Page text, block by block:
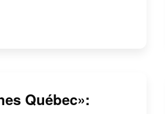
Québec»: